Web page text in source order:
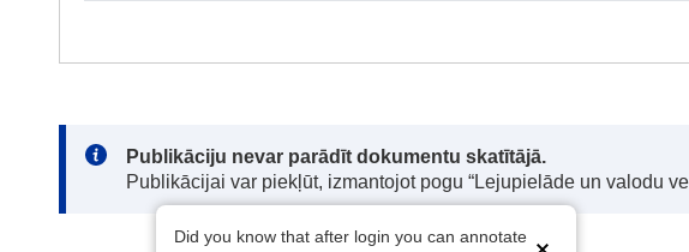
Note:
Publikāciju nevar parādīt dokumentu skatītājā.
Publikācijai var piekļūt, izmantojot pogu “Lejupielāde un valodu
Did you know that after login you can annotate